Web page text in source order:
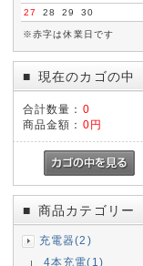
27
28 29 30
※赤字は休業日です
■ 現在のカゴの中
合計数量： 0
商品金額： 0円
■ 商品カテゴリー
充電器(2)
4本充電(1)